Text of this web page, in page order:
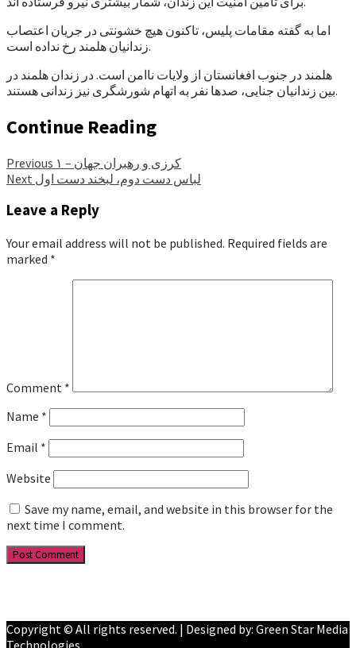
اما به گفته مقامات پلیس، تاکنون هیچ خشونتی در جریان اعتصاب
زندانیان هلمند رخ نداده است.
هلمند در جنوب افغانستان از ولایات ناامن است. در زندان هلمند در
بین زندانیان جنایی، صدها نفر به اتهام شورشگری نیز زندانی هستند.
Continue Reading
Previous
کرزی و رهبران جهان – ۱
Next لباس دست دوم، لبخند دست اول
Leave a Reply
Your email address will not be published. Required fields are
marked *
Comment *
Name *
Email *
Website
Save my name, email, and website in this browser for the
next time I comment.
Copyright © All rights reserved. | Designed by: Green Star Media